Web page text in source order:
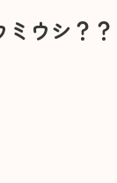
ウシ？？